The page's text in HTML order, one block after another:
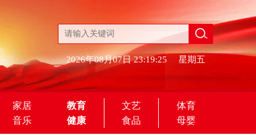
2026年08月07日 23:19:25 星期五
家居 教育 文艺
体育
音乐 健康 食品 母婴